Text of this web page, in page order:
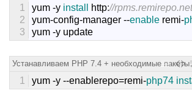
1
2
3
yum -y install http://
yum-config-manager --enable remi-
yum -y update
Устанавливаем PHP 7.4 + необходимые
свои)
1 yum -y --enablerepo=remi-php74